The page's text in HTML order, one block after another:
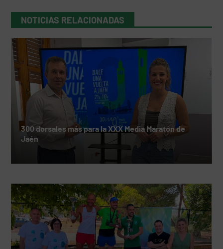
NOTICIAS RELACIONADAS
300 dorsales más para la XXX Media Maratón de
Jaén